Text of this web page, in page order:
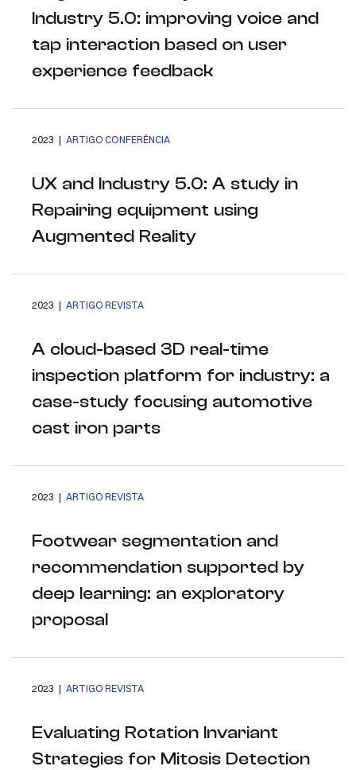
Industry 5.0: improving voice and
tap interaction based on user
experience feedback
2023 | ARTIGO CONFERÊNCIA
UX and Industry 5.0: A study in
Repairing equipment using
Augmented Reality
2023 | ARTIGO REVISTA
A cloud-based 3D real-time
inspection platform for industry: a
case-study focusing automotive
cast iron parts
2023 | ARTIGO REVISTA
Footwear segmentation and
recommendation supported by
deep learning: an exploratory
proposal
2023 | ARTIGO REVISTA
Evaluating Rotation Invariant
Strategies for Mitosis Detection